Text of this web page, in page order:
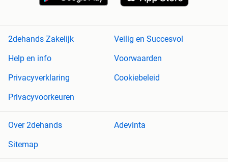
2dehands Zakelijk
Veilig en Succesvol
Help en info
Voorwaarden
Privacyverklaring
Cookiebeleid
Privacyvoorkeuren
Over 2dehands
Adevinta
Sitemap